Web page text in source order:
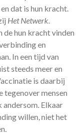
dat is hun kracht.
Het Netwerk
de hun kracht vinden
en
In een tijd van
steeds meer en
is daarbij
tegenover mensen
andersom. Elkaar
willen, niet het